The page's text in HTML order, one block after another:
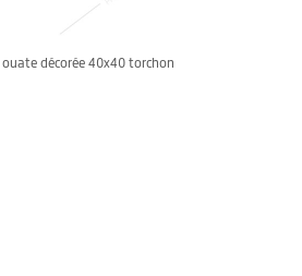
ouate décorée 40x40 torchon